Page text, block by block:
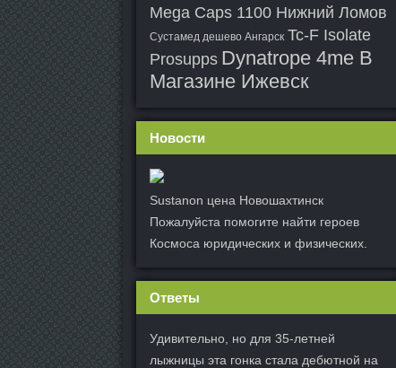
Mega Caps 1100 Нижний Ломов
Сустамед дешево Ангарск Tc-F Isolate
Prosupps Dynatrope 4me В
Магазине Ижевск
Новости
Sustanon цена Новошахтинск
Пожалуйста помогите найти героев
Космоса юридических и физических.
Ответы
Удивительно, но для 35-летней
лыжницы эта гонка стала дебютной на